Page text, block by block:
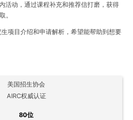
活动，通过课程补充和推荐信打磨，获得
。
项目介绍和申请解析，希望能帮助到想要
美国招生协会
AIRC权威认证
80位